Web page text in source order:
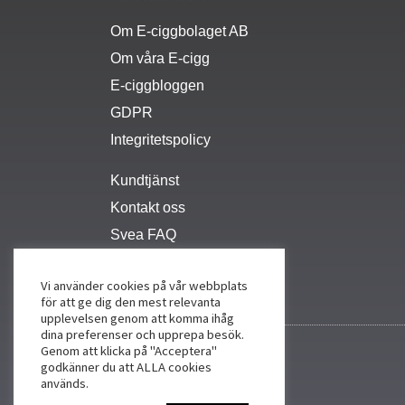
Om E-ciggbolaget AB
Om våra E-cigg
E-ciggbloggen
GDPR
Integritetspolicy
Kundtjänst
Kontakt oss
Svea FAQ
Vi använder cookies på vår webbplats
för att ge dig den mest relevanta
upplevelsen genom att komma ihåg
dina preferenser och upprepa besök.
Genom att klicka på "Acceptera"
godkänner du att ALLA cookies
används.